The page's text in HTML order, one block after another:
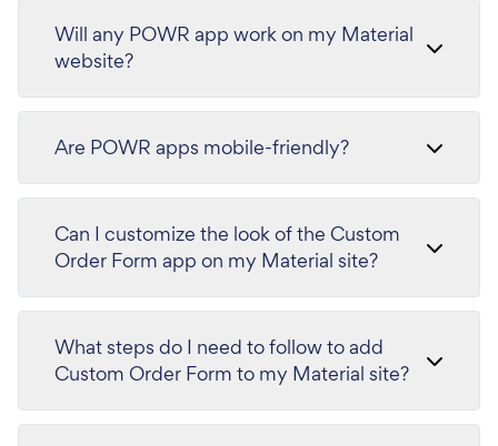
Will any POWR app work on my Material
website?
Are POWR apps mobile-friendly?
Can I customize the look of the Custom
Order Form app on my Material site?
What steps do I need to follow to add
Custom Order Form to my Material site?